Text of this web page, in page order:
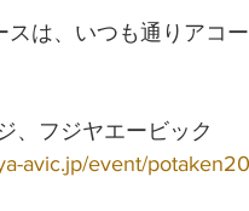
スは、いつも通りアコ
、フジヤエービック
avic.jp/event/